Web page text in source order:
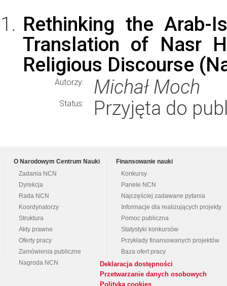
Rethinking the Arab-
Translation of Nasr
Religious Discourse
Autorzy: Michał Moch
Status: Przyjęta do
O Narodowym Centrum Nauki
Zadania NCN
Dyrekcja
Rada NCN
Koordynatorzy
Struktura
Akty prawne
Oferty pracy
Zamówienia publiczne
Nagroda NCN
Finansowanie nauki
Konkursy
Panele NCN
Najczęściej zadawane pytania
Informacje dla realizujących projekty
Pomoc publiczna
Statystyki konkursów
Przykłady finansowanych projektów
Baza ofert pracy
Deklaracja dostępności
Przetwarzanie danych osobowych
Polityka cookies